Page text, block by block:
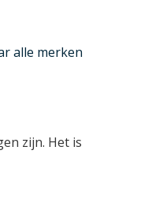
alle merken
zijn. Het is